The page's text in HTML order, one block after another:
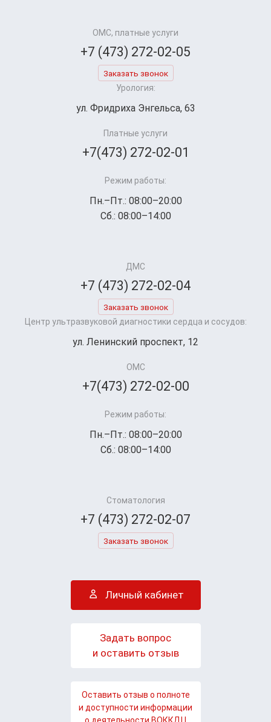
ОМС, платные услуги
+7 (473) 272-02-05
Заказать звонок
Урология:
ул. Фридриха Энгельса, 63
Платные услуги
+7(473) 272-02-01
Режим работы:
Пн.–Пт.: 08:00–20:00
Сб.: 08:00–14:00
ДМС
+7 (473) 272-02-04
Заказать звонок
Центр ультразвуковой диагностики сердца и сосудов:
ул. Ленинский проспект, 12
ОМС
+7(473) 272-02-00
Режим работы:
Пн.–Пт.: 08:00–20:00
Сб.: 08:00–14:00
Стоматология
+7 (473) 272-02-07
Заказать звонок
Личный кабинет
Задать вопрос
и оставить отзыв
Оставить отзыв о полноте
и доступности информации